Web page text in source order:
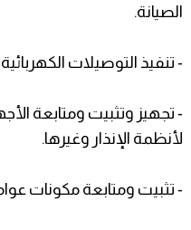
الصيانة.
- تنفيذ التوصيلات
- تجهيز وتثبيت ومتابعة
لأنظمة الإنذار وغيرها.
- تثبيت ومتابعة مكونات